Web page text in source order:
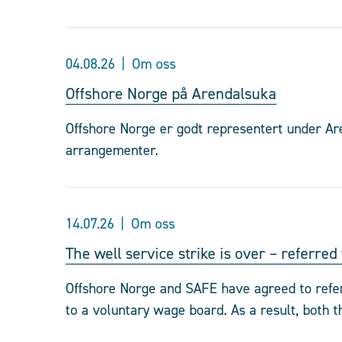
04.08.26 Om oss
Offshore Norge på Arendalsuka
Offshore Norge er godt representert under
arrangementer.
14.07.26 Om oss
The well service strike is over –
Offshore Norge and SAFE have agreed to
to a voluntary wage board. As a result, both